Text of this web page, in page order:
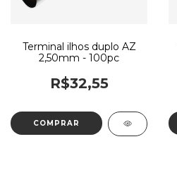
Terminal ilhos duplo AZ
2,50mm - 100pc
R$32,55